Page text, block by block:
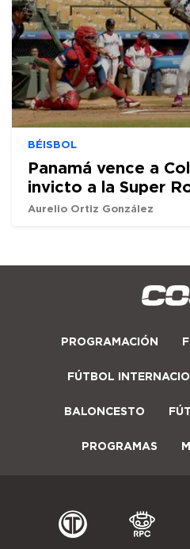
BÉISBOL
Panamá vence a
invicto a la Super
Aurelio Ortiz González
PROGRAMACIÓN
FÚTBOL
BALONCESTO
PROGRAMAS